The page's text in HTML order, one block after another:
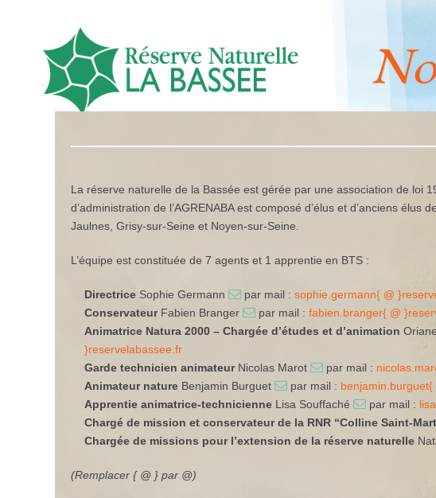
La réserve naturelle de la Bassée est gérée par une association de loi
d’administration de l’AGRENABA est composé d’élus et d’anciens
Jaulnes, Grisy-sur-Seine et Noyen-sur-Seine.
L’équipe est constituée de 7 agents et 1 apprentie en BTS :
Directrice Sophie Germann par mail : sophie.germann{ @
Conservateur Fabien Branger par mail :fabien.branger{ @
Animatrice Natura 2000 – Chargée d’études et d’animation
}reservelabassee.fr
Garde technicien animateur Nicolas Marot par mail :
Animateur nature Benjamin Burguet par mail :
Apprentie animatrice-technicienne Lisa Souffaché par mail :
Chargé de mission et conservateur de la RNR “Colline Saint-
Chargée de missions pour l’extension de la réserve naturelle
(Remplacer { @ } par @)